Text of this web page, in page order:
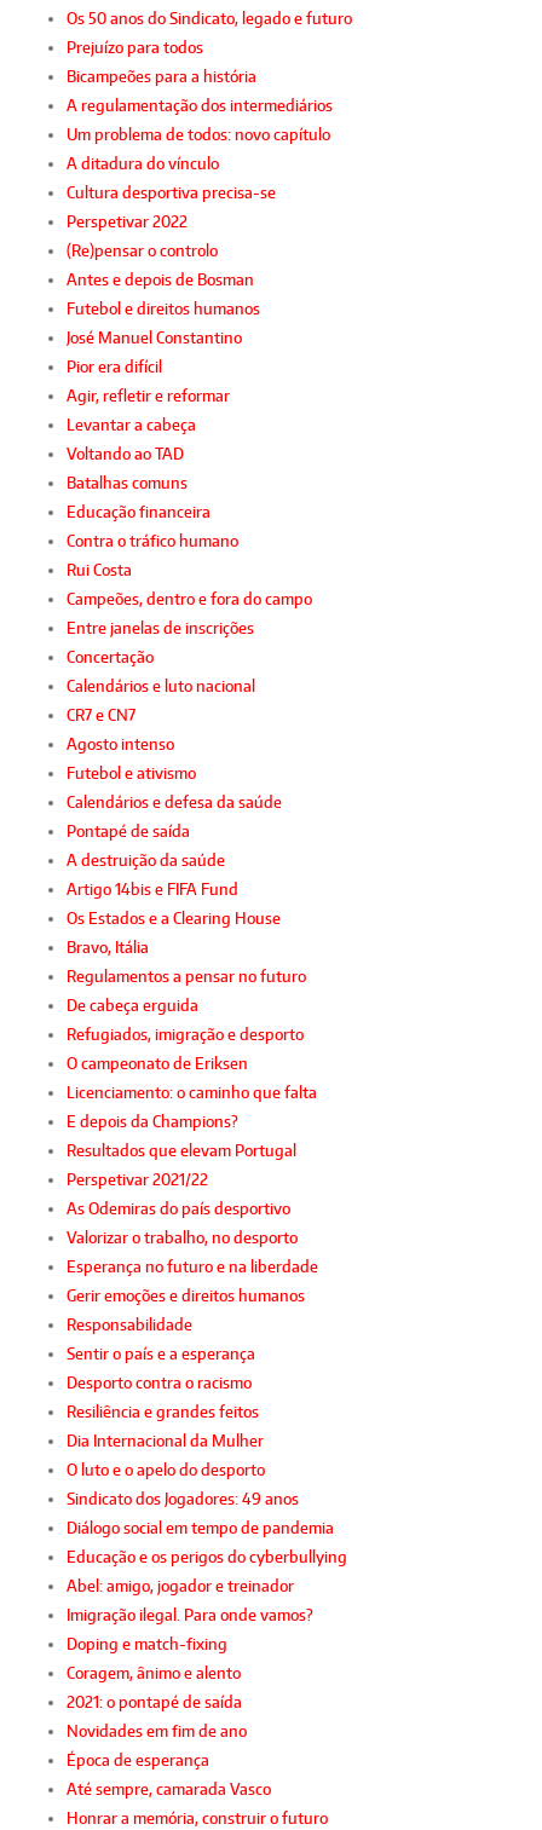
Os 50 anos do Sindicato, legado e futuro
Prejuízo para todos
Bicampeões para a história
A regulamentação dos intermediários
Um problema de todos: novo capítulo
A ditadura do vínculo
Cultura desportiva precisa-se
Perspetivar 2022
(Re)pensar o controlo
Antes e depois de Bosman
Futebol e direitos humanos
José Manuel Constantino
Pior era difícil
Agir, refletir e reformar
Levantar a cabeça
Voltando ao TAD
Batalhas comuns
Educação financeira
Contra o tráfico humano
Rui Costa
Campeões, dentro e fora do campo
Entre janelas de inscrições
Concertação
Calendários e luto nacional
CR7 e CN7
Agosto intenso
Futebol e ativismo
Calendários e defesa da saúde
Pontapé de saída
A destruição da saúde
Artigo 14bis e FIFA Fund
Os Estados e a Clearing House
Bravo, Itália
Regulamentos a pensar no futuro
De cabeça erguida
Refugiados, imigração e desporto
O campeonato de Eriksen
Licenciamento: o caminho que falta
E depois da Champions?
Resultados que elevam Portugal
Perspetivar 2021/22
As Odemiras do país desportivo
Valorizar o trabalho, no desporto
Esperança no futuro e na liberdade
Gerir emoções e direitos humanos
Responsabilidade
Sentir o país e a esperança
Desporto contra o racismo
Resiliência e grandes feitos
Dia Internacional da Mulher
O luto e o apelo do desporto
Sindicato dos Jogadores: 49 anos
Diálogo social em tempo de pandemia
Educação e os perigos do cyberbullying
Abel: amigo, jogador e treinador
Imigração ilegal. Para onde vamos?
Doping e match-fixing
Coragem, ânimo e alento
2021: o pontapé de saída
Novidades em fim de ano
Época de esperança
Até sempre, camarada Vasco
Honrar a memória, construir o futuro